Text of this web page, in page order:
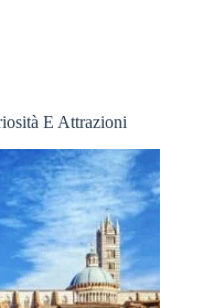
E Attrazioni